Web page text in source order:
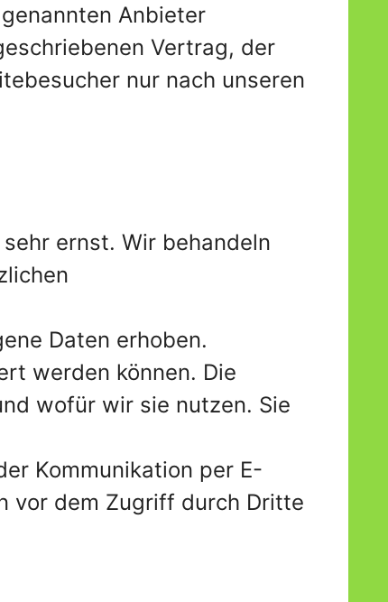
Anbieter
Vertrag, der
nur nach unseren
ernst. Wir behandeln
Daten erhoben.
werden können. Die
wofür wir sie nutzen. Sie
Kommunikation per E-
vor dem Zugriff durch Dritte